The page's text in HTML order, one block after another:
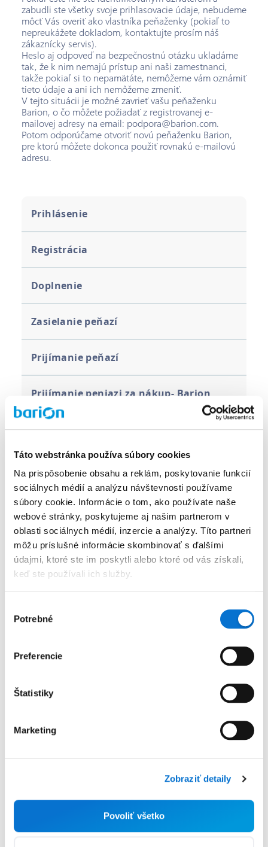
Táto webstránka používa súbory cookies
Na prispôsobenie obsahu a reklám, poskytovanie funkcií
sociálnych médií a analýzu návštevnosti používame
súbory cookie. Informácie o tom, ako používate naše
webové stránky, poskytujeme aj našim partnerom v
oblasti sociálnych médií, inzercie a analýzy. Títo partneri
môžu príslušné informácie skombinovať s ďalšími
údajmi, ktoré ste im poskytli alebo ktoré od vás získali,
keď ste používali ich služby.
súhlasu
Potrebné
Preferencie
Štatistiky
Marketing
Zobraziť detaily
Povoliť všetko
Prihlásenie
Registrácia
Doplnenie
Zasielanie peňazí
Prijímanie peňazí
Prijímanie peniazi za nákup- Barion
obchod integrácia
Bankový prevod, bankový transfer
Zrušenie
Otázky súvisiace s Barionom
Prihlásenie
Napísať e-mail
08:00-17:00
zabudli ste všetky svoje prihlasovacie údaje, nebudeme
môcť Vás overiť ako vlastníka peňaženky (pokiaľ to
nepreukážete dokladom, kontaktujte prosím náš
zákaznícky servis).
Heslo aj odpoveď na bezpečnostnú otázku ukladáme
tak, že k nim nemajú prístup ani naši zamestnanci,
takže pokiaľ si to nepamätáte, nemôžeme vám oznámiť
tieto údaje a ani ich nemôžeme zmeniť.
V tejto situácii je možné zavrieť vašu peňaženku
Barion, o čo môžete požiadať z registrovanej e-
mailovej adresy na email: podpora@barion.com.
Potom odporúčame otvoriť novú peňaženku Barion,
pre ktorú môžete dokonca použiť rovnakú e-mailovú
adresu.